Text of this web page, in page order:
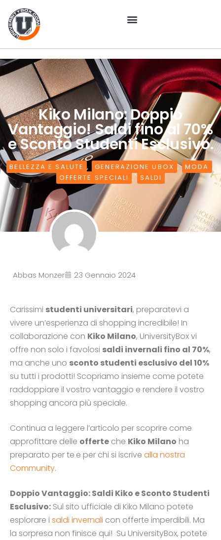
Kiko Milano: Doppio
Vantaggio! Saldi fino al 70%
e Sconto Studenti Esclusivo.
BELLEZZA E SALUTE , GENERAZIONE UBOX , MODA ,
OFFERTE SPECIALI , SALDI
Abbas Monzer 23 Gennaio 2024
Carissimi studenti universitari, preparatevi a
vivere un’esperienza di shopping incredibile! In
collaborazione con Kiko Milano, UniversityBox vi
offre non solo i favolosi saldi invernali fino al 70%,
ma anche uno sconto studenti esclusivo del 10%
su tutti i prodotti! Scopriamo insieme come potete
raddoppiare il vostro vantaggio e rendere il vostro
shopping ancora più speciale.
Continua a leggere l’articolo per scoprire come
approfittare delle offerte che Kiko Milano ha
preparato per te e per chi si iscrive alla nostra
Community.
Doppio Vantaggio: Saldi Kiko e Sconto Studenti
Esclusivo: Sul sito ufficiale di Kiko Milano potete
esplorare i saldi invernali con offerte imperdibili. Ma
la sorpresa non finisce qui! Su UniversityBox, potete